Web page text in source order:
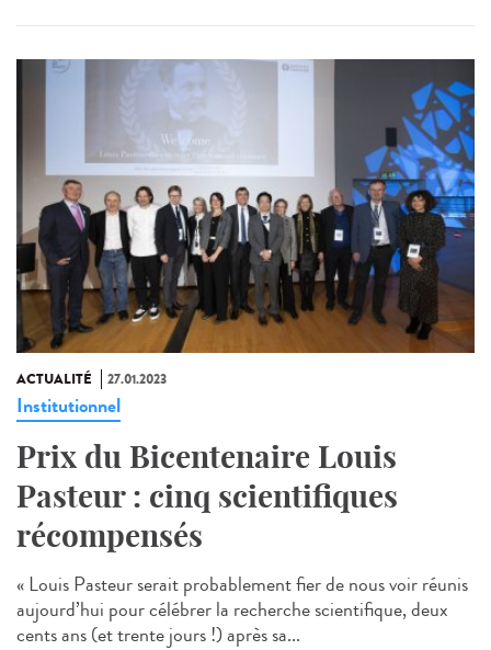
ACTUALITÉ 27.01.2023
Institutionnel
Prix du Bicentenaire Louis
Pasteur : cinq scientifiques
récompensés
« Louis Pasteur serait probablement fier de nous voir réunis
aujourd’hui pour célébrer la recherche scientifique, deux
cents ans (et trente jours !) après sa...